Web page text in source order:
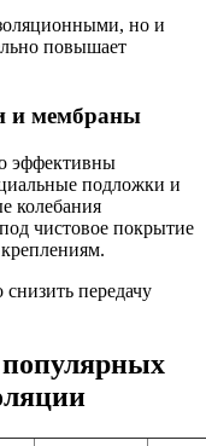
но и
повышает
и мембраны
эффективны
подложки и
колебания
чистовое покрытие
передачу